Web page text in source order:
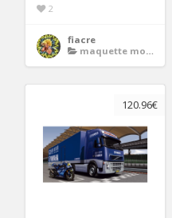
2
fiacre
maquette moto gp
120.96€